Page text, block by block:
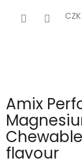
CZK
Amix
flavour